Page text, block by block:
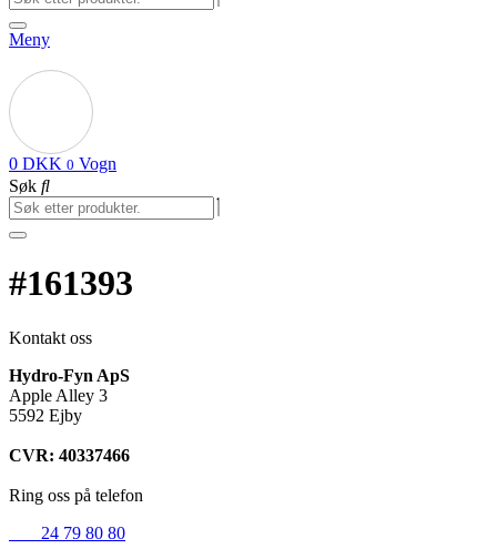
Meny
0 DKK 0 Vogn
Søk
#161393
Kontakt oss
Hydro-Fyn ApS
Apple Alley 3
5592 Ejby
CVR: 40337466
Ring oss på telefon
24 79 80 80